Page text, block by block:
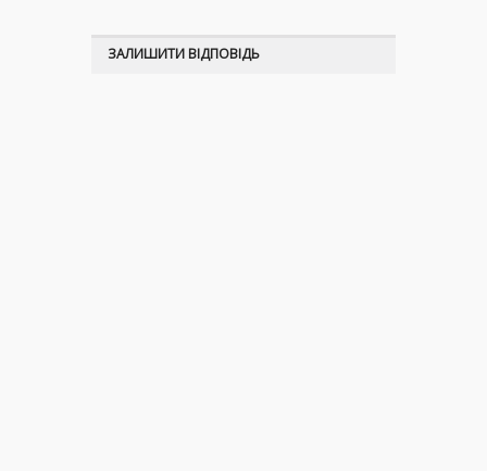
ЗАЛИШИТИ ВІДПОВІДЬ